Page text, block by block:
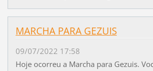
MARCHA PARA GEZUIS
09/07/2022 17:58
Hoje ocorreu a Marcha para Gezuis.